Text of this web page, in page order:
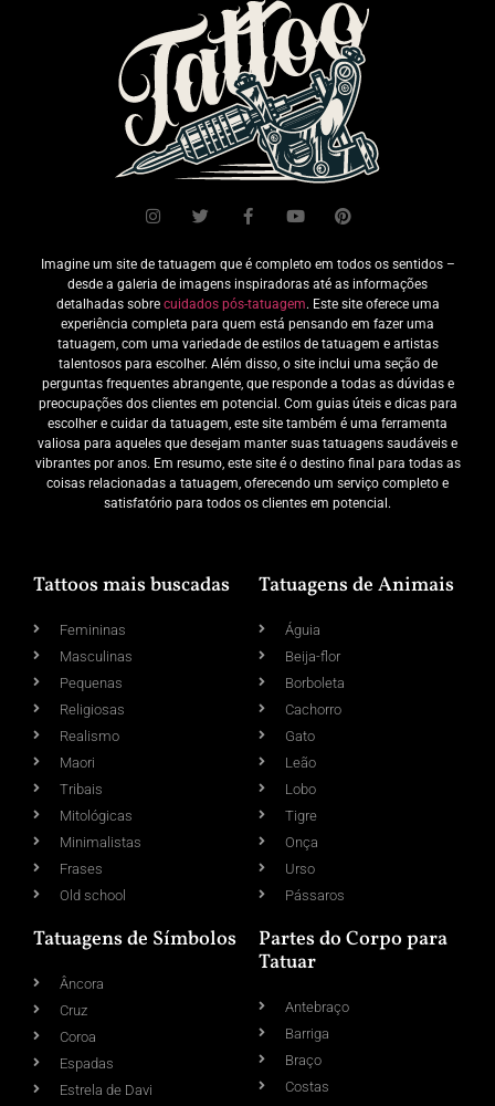
Imagine um site de tatuagem que é completo em todos os sentidos –
desde a galeria de imagens inspiradoras até as informações
detalhadas sobre cuidados pós-tatuagem. Este site oferece uma
experiência completa para quem está pensando em fazer uma
tatuagem, com uma variedade de estilos de tatuagem e artistas
talentosos para escolher. Além disso, o site inclui uma seção de
perguntas frequentes abrangente, que responde a todas as dúvidas e
preocupações dos clientes em potencial. Com guias úteis e dicas para
escolher e cuidar da tatuagem, este site também é uma ferramenta
valiosa para aqueles que desejam manter suas tatuagens saudáveis e
vibrantes por anos. Em resumo, este site é o destino final para todas as
coisas relacionadas a tatuagem, oferecendo um serviço completo e
satisfatório para todos os clientes em potencial.
Tattoos mais buscadas
Femininas
Masculinas
Pequenas
Religiosas
Realismo
Maori
Tribais
Mitológicas
Minimalistas
Frases
Old school
Tatuagens de Animais
Águia
Beija-flor
Borboleta
Cachorro
Gato
Leão
Lobo
Tigre
Onça
Urso
Pássaros
Tatuagens de Símbolos
Âncora
Cruz
Coroa
Espadas
Estrela de Davi
Partes do Corpo para
Tatuar
Antebraço
Barriga
Braço
Costas